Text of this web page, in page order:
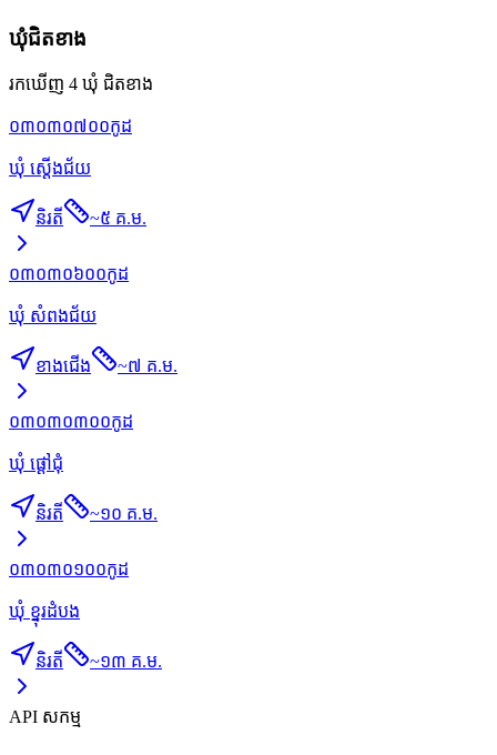
ឃុំជិតខាង
រកឃើញ 4 ឃុំ ជិតខាង
០៣០៣០៧០០កូដ
ឃុំ ស្ដើងជ័យ
និរតី ~៥ គ.ម.
០៣០៣០៦០០កូដ
ឃុំ សំពងជ័យ
ខាងជើង ~៧ គ.ម.
០៣០៣០៣០០កូដ
ឃុំ ផ្ដៅជុំ
និរតី ~១០ គ.ម.
០៣០៣០១០០កូដ
ឃុំ ខ្នុរដំបង
និរតី ~១៣ គ.ម.
API សកម្ម